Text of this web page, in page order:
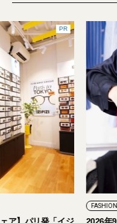
PR
ア】パリ発「イジ
FASHION
2026年